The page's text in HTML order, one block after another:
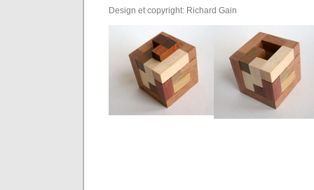
Design et copyright: Richard Gain